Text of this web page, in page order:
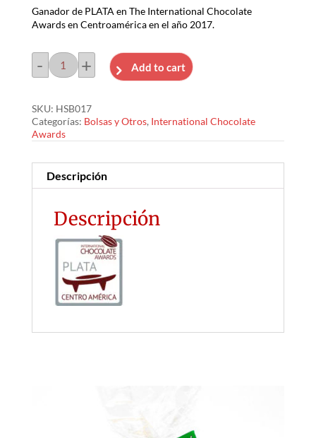
Ganador de PLATA en The International Chocolate
Awards en Centroamérica en el año 2017.
Bombones
Chocolate
con
un
Chile
cantidad
- + Add to cart
SKU: HSB017
Categorías: Bolsas y Otros, International Chocolate
Awards
Descripción
Descripción